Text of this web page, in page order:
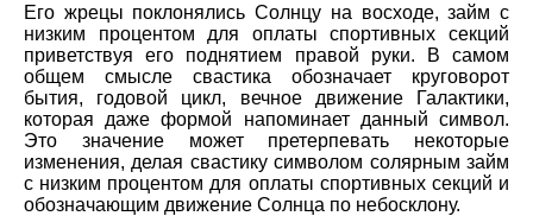
Его жрецы поклонялись Солнцу на восходе, займ с
низким процентом для оплаты спортивных секций
приветствуя его поднятием правой руки. В самом
общем смысле свастика обозначает круговорот
бытия, годовой цикл, вечное движение Галактики,
которая даже формой напоминает данный символ.
Это значение может претерпевать некоторые
изменения, делая свастику символом солярным займ
с низким процентом для оплаты спортивных секций и
обозначающим движение Солнца по небосклону.